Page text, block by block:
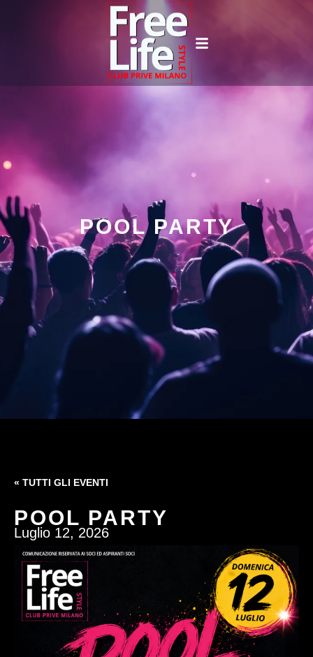
POOL PARTY
« TUTTI GLI EVENTI
POOL PARTY
Luglio 12, 2026